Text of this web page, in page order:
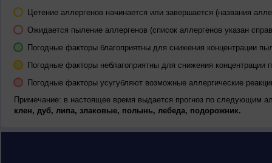
Цетение аллергенов начинается или завершается (названия
Ожидается пыление аллергенов (список аллергенов указан
Погодные факторы благоприятны для снижения концентрации
Погодные факторы неблагоприятны для снижения концентрации
Погодные факторы усугубляют возможные аллергические
Примечание: в настоящее время выдается прогноз по следующим
клен, дуб, липа, злаковые, полынь, лебеда, подорожник.